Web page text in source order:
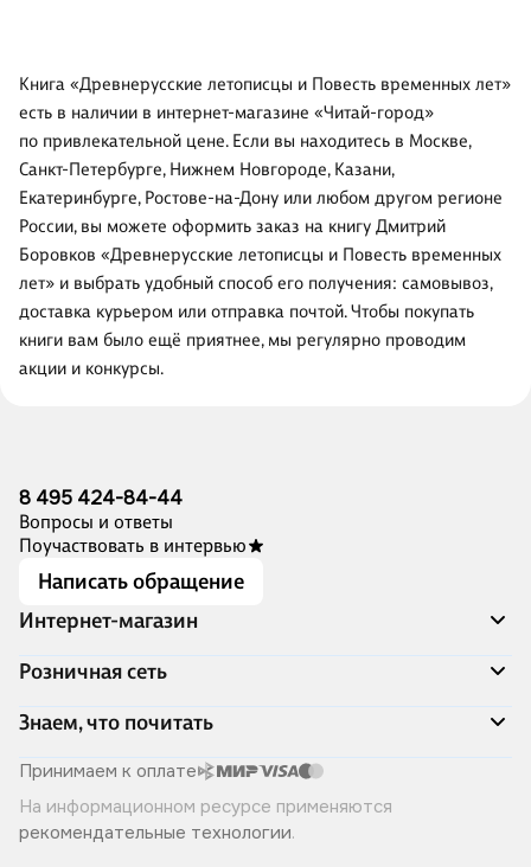
Книга «Древнерусские летописцы и Повесть временных лет»
есть в наличии в интернет-магазине «Читай-город»
по привлекательной цене. Если вы находитесь в Москве,
Санкт-Петербурге, Нижнем Новгороде, Казани,
Екатеринбурге, Ростове-на-Дону или любом другом регионе
России, вы можете оформить заказ на книгу Дмитрий
Боровков «Древнерусские летописцы и Повесть временных
лет» и выбрать удобный способ его получения: самовывоз,
доставка курьером или отправка почтой. Чтобы покупать
книги вам было ещё приятнее, мы регулярно проводим
акции и конкурсы.
8 495 424-84-44
Вопросы и ответы
Поучаствовать в интервью
Написать обращение
Интернет-магазин
Акции
Доставка и оплата
Программа лояльности
Подарочные сертификаты
Правила продажи
Политика конфиденциальности
Розничная сеть
Адреса магазинов
Книжный Дозор
О компании
Читай-город для бизнеса
Хотите у нас работать?
Знаем, что почитать
Скоро в продаже
Лучшие из лучших
Читай-журнал
Принимаем к оплате
На информационном ресурсе применяются
рекомендательные технологии.